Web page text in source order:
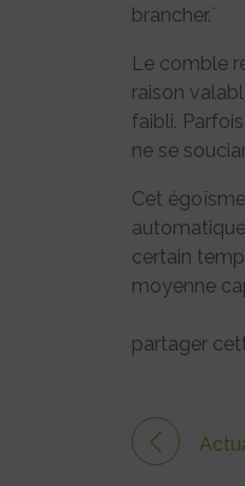
brancher.`
Le comble
raison
faibli.
ne se
Cet
certain
moyenne
partager